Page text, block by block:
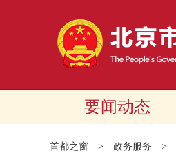
要闻动态
首都之窗 > 政务服务 >